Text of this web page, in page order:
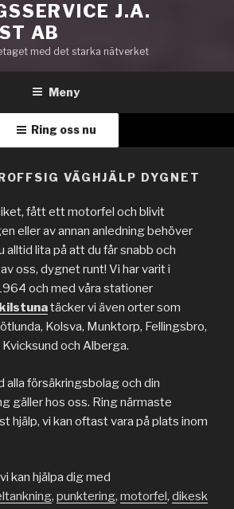
J.A.
AB
med det starka nätverket
Meny
Ring oss nu
VÄGHJÄLP DYGNET
fått ett motorfel och blivit
eller av annan anledning behöver
alltid lita på att du får snabb och
oss, dygnet runt! Vi har varit i
och med våra stationer
täcker vi även orter som
Kolsva, Munktorp, Fellingsbro,
Kvicksund och Alberga.
alla försäkringsbolag och din
gäller hos oss. Ring närmaste
hjälp, vi kan oftast vara på plats inom
kan hjälpa dig med
, punktering, motorfel, dikesk